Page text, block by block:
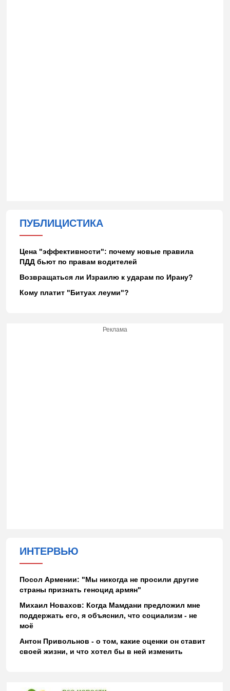
ПУБЛИЦИСТИКА
Цена "эффективности": почему новые правила
ПДД бьют по правам водителей
Возвращаться ли Израилю к ударам по Ирану?
Кому платит "Битуах леуми"?
Реклама
ИНТЕРВЬЮ
Посол Армении: "Мы никогда не просили другие
страны признать геноцид армян"
Михаил Новахов: Когда Мамдани предложил мне
поддержать его, я объяснил, что социализм - не
моё
Антон Привольнов - о том, какие оценки он ставит
своей жизни, и что хотел бы в ней изменить